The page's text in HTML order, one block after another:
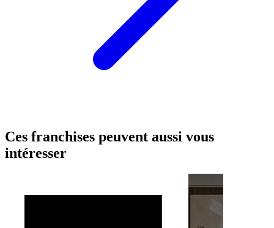
Ces franchises peuvent aussi vous
intéresser